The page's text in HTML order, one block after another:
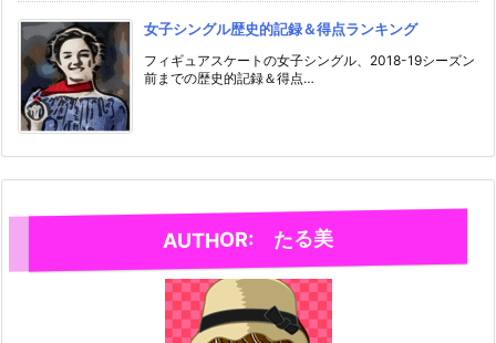
女子シングル歴史的記録＆得点ランキング
フィギュアスケートの女子シングル、2018-19シーズン
前までの歴史的記録＆得点…
AUTHOR: たる美